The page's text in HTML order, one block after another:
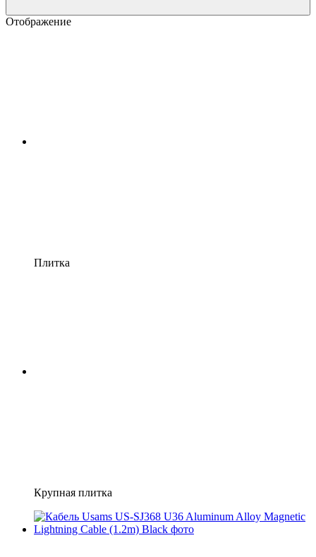
Отображение
Плитка
Крупная плитка